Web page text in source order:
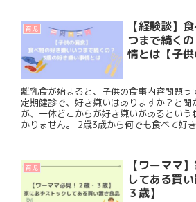
育児
【経験談】
つまで続く
情とは【子供
離乳食が始まると、子供の食事内容問題っ
定期健診で、好き嫌いはありますか？と聞
が、一体どこからが好き嫌いがあるという
かりません。 2歳3歳から何でも食べて好
育児
【ワーママ
してある買
３歳】